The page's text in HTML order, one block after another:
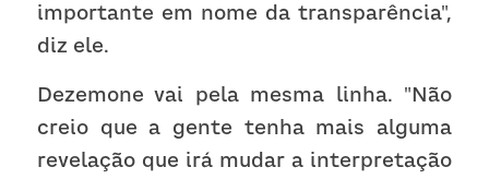
importante em nome da transparência",
diz ele.
Dezemone vai pela mesma linha. "Não
creio que a gente tenha mais alguma
revelação que irá mudar a interpretação